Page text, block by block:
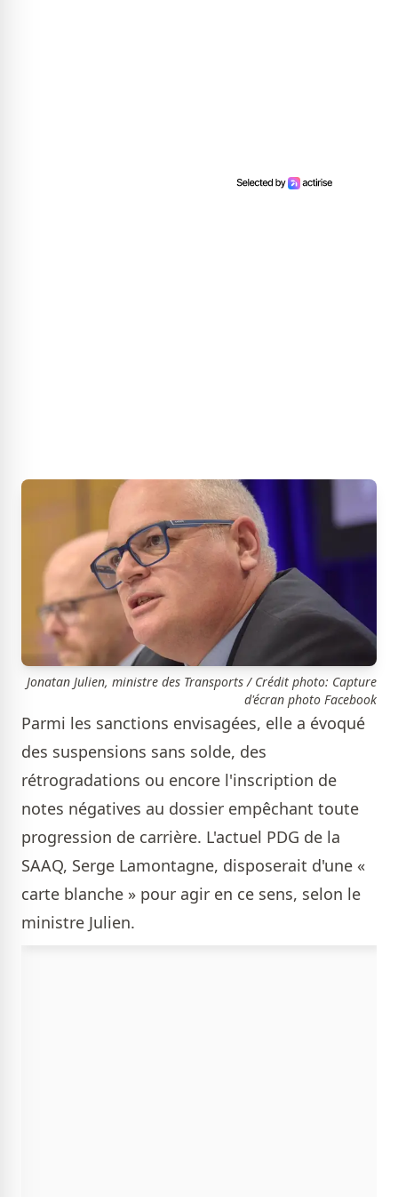
Jonatan Julien, ministre des Transports / Crédit photo: Capture
d'écran photo Facebook
Parmi les sanctions envisagées, elle a évoqué
des suspensions sans solde, des
rétrogradations ou encore l'inscription de
notes négatives au dossier empêchant toute
progression de carrière. L'actuel PDG de la
SAAQ, Serge Lamontagne, disposerait d'une «
carte blanche » pour agir en ce sens, selon le
ministre Julien.